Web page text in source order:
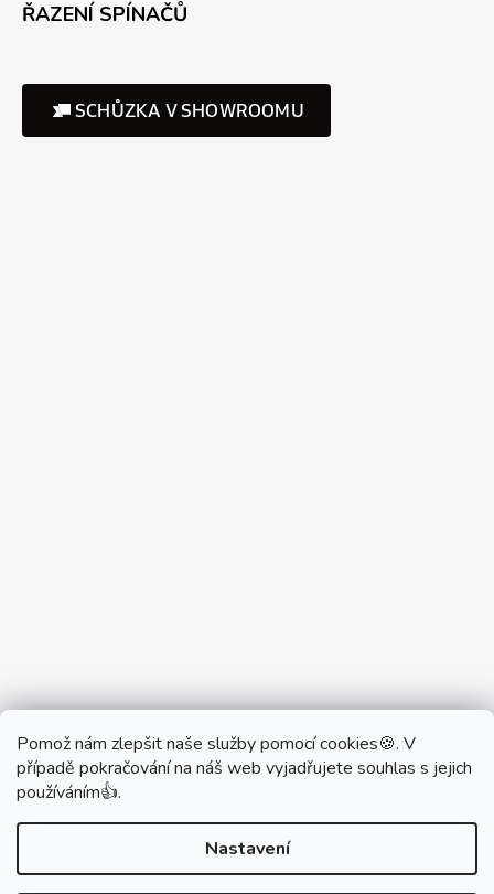
Pomož nám zlepšit naše služby pomocí cookies🍪. V
případě pokračování na náš web vyjadřujete souhlas s jejich
používáním👍.
Nastavení
ŘAZENÍ SPÍNAČŮ
SCHŮZKA V SHOWROOMU
Partner Showroom MONOBRAND
Partner Eshop Monobrand.online